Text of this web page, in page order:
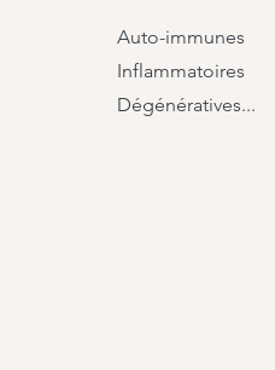
Auto-immunes
Inflammatoires
Dégénératives...